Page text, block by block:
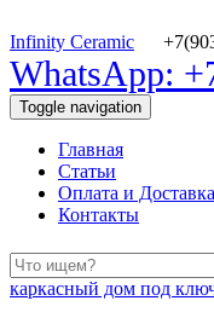
Infinity Ceramic
WhatsApp:
Toggle navigation
Главная
Статьи
Оплата и Доставка
Контакты
каркасный дом под